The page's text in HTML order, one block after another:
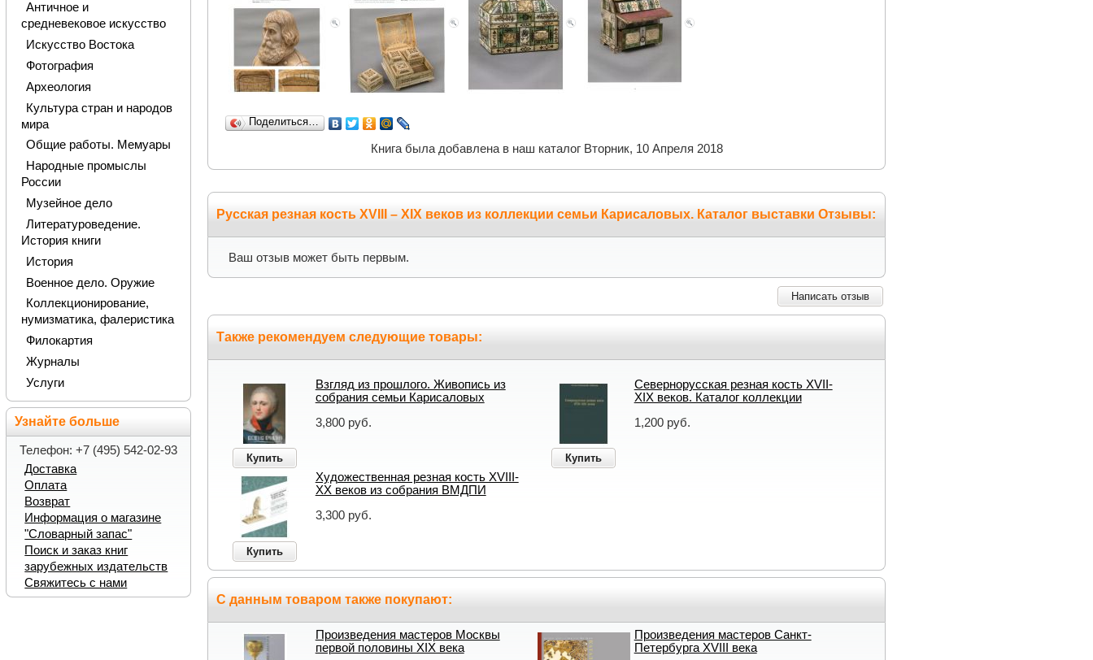
Поделиться…
Книга была добавлена в наш каталог Вторник, 10 Апреля 2018
Русская резная кость XVIII – XIX веков из коллекции семьи Карисаловых. Каталог выставки Отзывы:
Ваш отзыв может быть первым.
Написать отзыв
Также рекомендуем следующие товары:
Купить
Взгляд из прошлого. Живопись из
собрания семьи Карисаловых
3,800 руб.
Купить
Севернорусская резная кость XVII-
XIX веков. Каталог коллекции
1,200 руб.
Купить
Художественная резная кость XVIII-
XX веков из собрания ВМДПИ
3,300 руб.
С данным товаром также покупают:
Произведения мастеров Москвы
первой половины XIX века
Произведения мастеров Санкт-
Петербурга XVIII века
Античное и
средневековое искусство
Искусство Востока
Фотография
Археология
Культура стран и народов
мира
Общие работы. Мемуары
Народные промыслы
России
Музейное дело
Литературоведение.
История книги
История
Военное дело. Оружие
Коллекционирование,
нумизматика, фалеристика
Филокартия
Журналы
Услуги
Узнайте больше
Телефон: +7 (495) 542-02-93
Доставка
Оплата
Возврат
Информация о магазине
"Словарный запас"
Поиск и заказ книг
зарубежных издательств
Свяжитесь с нами